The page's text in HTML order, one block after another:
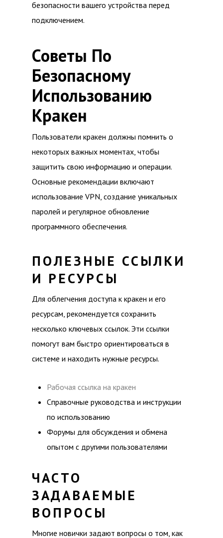
безопасности вашего устройства перед
подключением.
Советы По
Безопасному
Использованию
Кракен
Пользователи кракен должны помнить о
некоторых важных моментах, чтобы
защитить свою информацию и операции.
Основные рекомендации включают
использование VPN, создание уникальных
паролей и регулярное обновление
программного обеспечения.
ПОЛЕЗНЫЕ ССЫЛКИ
И РЕСУРСЫ
Для облегчения доступа к кракен и его
ресурсам, рекомендуется сохранить
несколько ключевых ссылок. Эти ссылки
помогут вам быстро ориентироваться в
системе и находить нужные ресурсы.
Рабочая ссылка на кракен
Справочные руководства и инструкции
по использованию
Форумы для обсуждения и обмена
опытом с другими пользователями
ЧАСТО
ЗАДАВАЕМЫЕ
ВОПРОСЫ
Многие новички задают вопросы о том, как